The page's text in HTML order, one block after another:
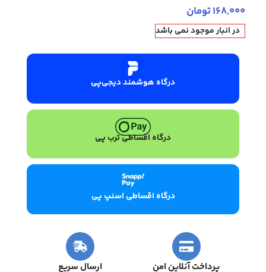
168,000تومان
در انبار موجود نمی باشد
درگاه هوشمند دیجی‌پی
درگاه اقساطی ترب پی
درگاه اقساطی اسنپ پی
پرداخت آنلاین امن ارسال سریع